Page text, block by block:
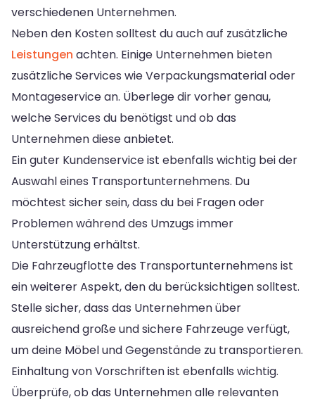
verschiedenen Unternehmen.
Neben den Kosten solltest du auch auf zusätzliche
Leistungen achten. Einige Unternehmen bieten
zusätzliche Services wie Verpackungsmaterial oder
Montageservice an. Überlege dir vorher genau,
welche Services du benötigst und ob das
Unternehmen diese anbietet.
Ein guter Kundenservice ist ebenfalls wichtig bei der
Auswahl eines Transportunternehmens. Du
möchtest sicher sein, dass du bei Fragen oder
Problemen während des Umzugs immer
Unterstützung erhältst.
Die Fahrzeugflotte des Transportunternehmens ist
ein weiterer Aspekt, den du berücksichtigen solltest.
Stelle sicher, dass das Unternehmen über
ausreichend große und sichere Fahrzeuge verfügt,
um deine Möbel und Gegenstände zu transportieren.
Einhaltung von Vorschriften ist ebenfalls wichtig.
Überprüfe, ob das Unternehmen alle relevanten